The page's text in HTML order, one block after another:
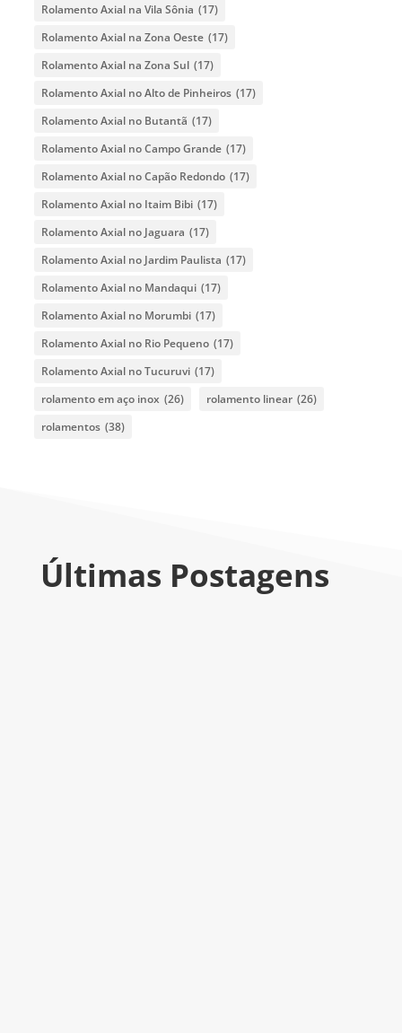
Rolamento Axial na Vila Sônia (17)
Rolamento Axial na Zona Oeste (17)
Rolamento Axial na Zona Sul (17)
Rolamento Axial no Alto de Pinheiros (17)
Rolamento Axial no Butantã (17)
Rolamento Axial no Campo Grande (17)
Rolamento Axial no Capão Redondo (17)
Rolamento Axial no Itaim Bibi (17)
Rolamento Axial no Jaguara (17)
Rolamento Axial no Jardim Paulista (17)
Rolamento Axial no Mandaqui (17)
Rolamento Axial no Morumbi (17)
Rolamento Axial no Rio Pequeno (17)
Rolamento Axial no Tucuruvi (17)
rolamento em aço inox (26) rolamento linear (26)
rolamentos (38)
Últimas Postagens